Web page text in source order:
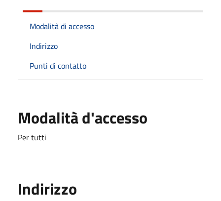
Modalità di accesso
Indirizzo
Punti di contatto
Modalità d'accesso
Per tutti
Indirizzo